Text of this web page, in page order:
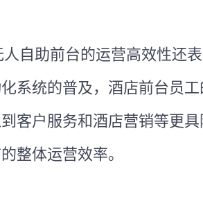
人自助前台的运营高效性还
系统的普及，酒店前台员
客户服务和酒店营销等更
整体运营效率。